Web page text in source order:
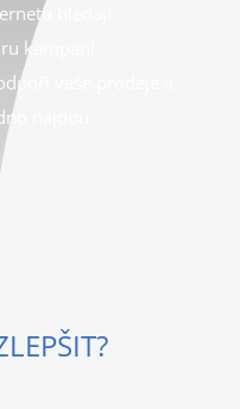
hledají
kampaní
vaše prodeje a
najdou